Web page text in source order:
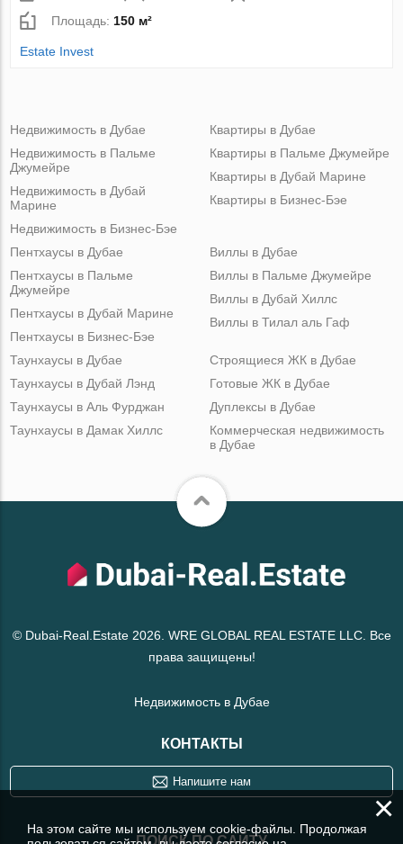
Площадь: 150 м²
Estate Invest
Недвижимость в Дубае
Недвижимость в Пальме
Джумейре
Недвижимость в Дубай
Марине
Недвижимость в Бизнес-Бэе
Квартиры в Дубае
Квартиры в Пальме Джумейре
Квартиры в Дубай Марине
Квартиры в Бизнес-Бэе
Пентхаусы в Дубае
Пентхаусы в Пальме
Джумейре
Пентхаусы в Дубай Марине
Пентхаусы в Бизнес-Бэе
Виллы в Дубае
Виллы в Пальме Джумейре
Виллы в Дубай Хиллс
Виллы в Тилал аль Гаф
Таунхаусы в Дубае
Таунхаусы в Дубай Лэнд
Таунхаусы в Аль Фурджан
Таунхаусы в Дамак Хиллс
Строящиеся ЖК в Дубае
Готовые ЖК в Дубае
Дуплексы в Дубае
Коммерческая недвижимость
в Дубае
© Dubai-Real.Estate 2026. WRE GLOBAL REAL ESTATE LLC. Все
права защищены!
Недвижимость в Дубае
КОНТАКТЫ
Напишите нам
ПОИСК ПО САЙТУ
×
На этом сайте мы используем cookie-файлы. Продолжая